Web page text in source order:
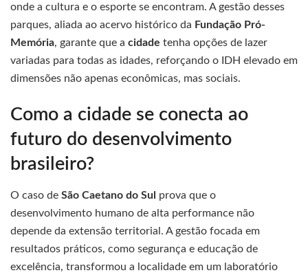
onde a cultura e o esporte se encontram. A gestão desses
parques, aliada ao acervo histórico da Fundação Pró-
Memória, garante que a cidade tenha opções de lazer
variadas para todas as idades, reforçando o IDH elevado em
dimensões não apenas econômicas, mas sociais.
Como a cidade se conecta ao
futuro do desenvolvimento
brasileiro?
O caso de São Caetano do Sul
prova que o
desenvolvimento humano de alta performance não
depende da extensão territorial. A gestão focada em
resultados práticos, como segurança e educação de
excelência, transformou a localidade em um laboratório